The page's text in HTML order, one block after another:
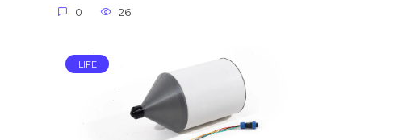
0 26
LIFE